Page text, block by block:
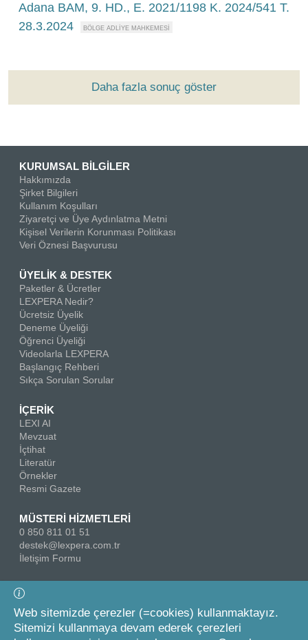
Adana BAM, 9. HD., E. 2021/1198 K. 2024/541 T.
28.3.2024
Daha fazla sonuç göster
KURUMSAL BİLGİLER
Hakkımızda
Şirket Bilgileri
Kullanım Koşulları
Ziyaretçi ve Üye Aydınlatma Metni
Kişisel Verilerin Korunması Politikası
Veri Öznesi Başvurusu
ÜYELİK & DESTEK
Paketler & Ücretler
LEXPERA Nedir?
Ücretsiz Üyelik
Deneme Üyeliği
Öğrenci Üyeliği
Videolarla LEXPERA
Başlangıç Rehberi
Sıkça Sorulan Sorular
İÇERİK
LEXI AI
Mevzuat
İçtihat
Literatür
Örnekler
Resmi Gazete
MÜSTERİ HİZMETLERİ
0 850 811 01 51
destek@lexpera.com.tr
İletişim Formu
Bizi Takip Edin
Web sitemizde çerezler (=cookies) kullanmaktayız.
Sitemizi kullanmaya devam ederek çerezleri